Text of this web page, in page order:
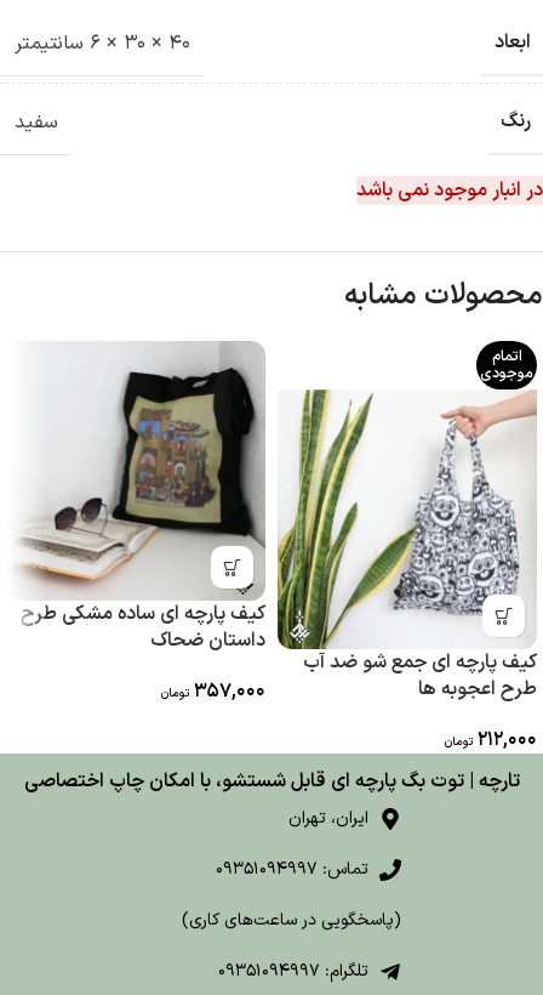
ابعاد 40 × 30 × 6 سانتیمتر
رنگ سفید
در انبار موجود نمی باشد
محصولات مشابه
اتمام
موجودی
کیف پارچه ای جمع شو ضد آب
طرح اعجوبه ها
212,000 تومان
کیف پارچه ای ساده مشکی طرح
داستان ضحاک
357,000 تومان
تارچه | توت بگ پارچه ای قابل شستشو، با امکان چاپ اختصاصی
ایران، تهران
تماس: 09351094997
(پاسخگویی در ساعت‌های کاری)
تلگرام: 09351094997